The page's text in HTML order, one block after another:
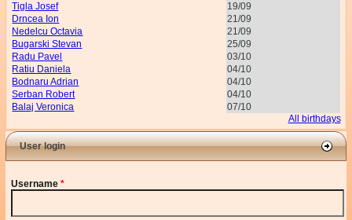
Tigla Josef
19/09
Drncea Ion
21/09
Nedelcu Octavia
21/09
Bugarski Stevan
25/09
Radu Pavel
03/10
Ratiu Daniela
04/10
Bodnaru Adrian
04/10
Serban Robert
04/10
Balaj Veronica
07/10
All birthdays
User login
Username*